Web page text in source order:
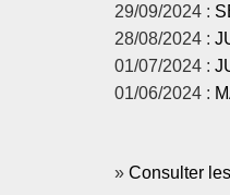
29/09/2024 :
28/08/2024 :
01/07/2024 :
01/06/2024 :
» Consulter